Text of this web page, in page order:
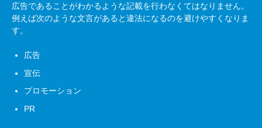
広告であることがわかるような記載を行わなくてはなりません。
例えば次のような文言があると違法になるのを避けやすくなりま
す。
広告
宣伝
プロモーション
PR